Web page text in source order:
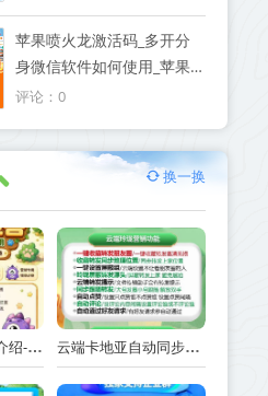
苹果喷火龙激活码_多开分
身微信软件如何使用_苹果
喷火龙官网
评论：0
换一换
云端小怪兽功能介绍-使用注意事项 云端卡地亚自动同步跟随转发朋友圈_卡地亚官方微信一键转发